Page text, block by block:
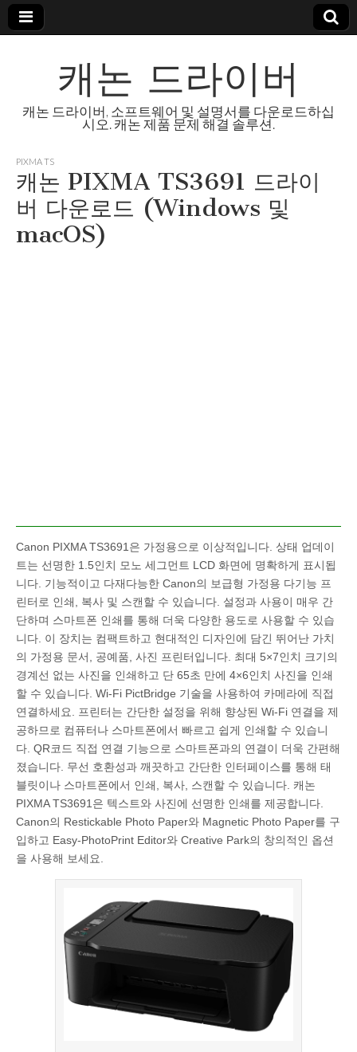
캐논 드라이버
캐논 드라이버, 소프트웨어 및 설명서를 다운로드하십
시오. 캐논 제품 문제 해결 솔루션.
PIXMA TS
캐논 PIXMA TS3691 드라이
버 다운로드 (Windows 및
macOS)
Canon PIXMA TS3691은 가정용으로 이상적입니다. 상태 업데이
트는 선명한 1.5인치 모노 세그먼트 LCD 화면에 명확하게 표시됩
니다. 기능적이고 다재다능한 Canon의 보급형 가정용 다기능 프
린터로 인쇄, 복사 및 스캔할 수 있습니다. 설정과 사용이 매우 간
단하며 스마트폰 인쇄를 통해 더욱 다양한 용도로 사용할 수 있습
니다. 이 장치는 컴팩트하고 현대적인 디자인에 담긴 뛰어난 가치
의 가정용 문서, 공예품, 사진 프린터입니다. 최대 5×7인치 크기의
경계선 없는 사진을 인쇄하고 단 65초 만에 4×6인치 사진을 인쇄
할 수 있습니다. Wi-Fi PictBridge 기술을 사용하여 카메라에 직접
연결하세요. 프린터는 간단한 설정을 위해 향상된 Wi-Fi 연결을 제
공하므로 컴퓨터나 스마트폰에서 빠르고 쉽게 인쇄할 수 있습니
다. QR코드 직접 연결 기능으로 스마트폰과의 연결이 더욱 간편해
졌습니다. 무선 호환성과 깨끗하고 간단한 인터페이스를 통해 태
블릿이나 스마트폰에서 인쇄, 복사, 스캔할 수 있습니다. 캐논
PIXMA TS3691은 텍스트와 사진에 선명한 인쇄를 제공합니다.
Canon의 Restickable Photo Paper와 Magnetic Photo Paper를 구
입하고 Easy-PhotoPrint Editor와 Creative Park의 창의적인 옵션
을 사용해 보세요.